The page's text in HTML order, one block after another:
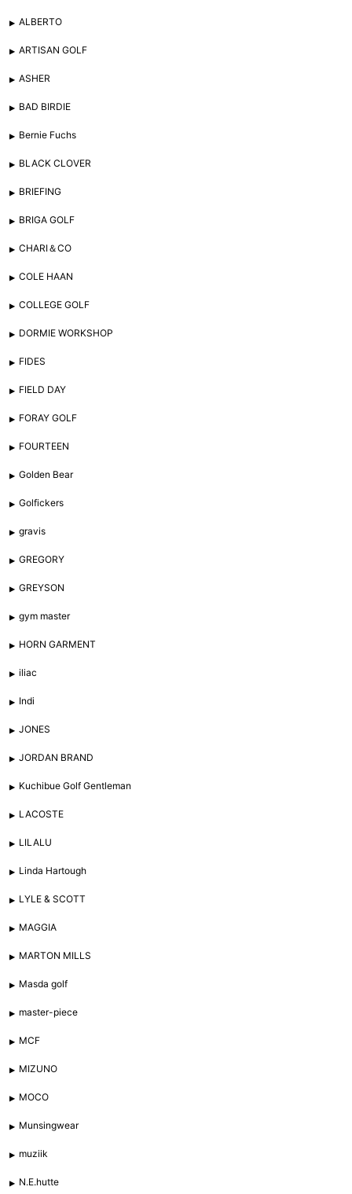
ALBERTO
ARTISAN GOLF
ASHER
BAD BIRDIE
Bernie Fuchs
BLACK CLOVER
BRIEFING
BRIGA GOLF
CHARI＆CO
COLE HAAN
COLLEGE GOLF
DORMIE WORKSHOP
FIDES
FIELD DAY
FORAY GOLF
FOURTEEN
Golden Bear
Golfickers
gravis
GREGORY
GREYSON
gym master
HORN GARMENT
iliac
Indi
JONES
JORDAN BRAND
Kuchibue Golf Gentleman
LACOSTE
LILALU
Linda Hartough
LYLE & SCOTT
MAGGIA
MARTON MILLS
Masda golf
master-piece
MCF
MIZUNO
MOCO
Munsingwear
muziik
N.E.hutte